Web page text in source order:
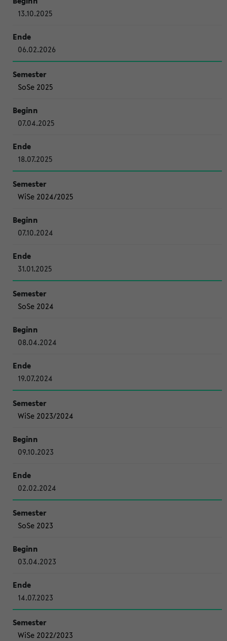
13.10.2025
06.02.2026
SoSe 2025
07.04.2025
18.07.2025
WiSe 2024/2025
07.10.2024
31.01.2025
SoSe 2024
08.04.2024
19.07.2024
WiSe 2023/2024
09.10.2023
02.02.2024
SoSe 2023
03.04.2023
14.07.2023
WiSe 2022/2023